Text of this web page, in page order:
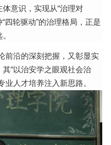
意识，实现从“治理对
“四轮驱动”的治理格局，正是
前沿的深刻把握，又彰显实
其“以治安学之眼观社会治
业人才培养注入新思路。